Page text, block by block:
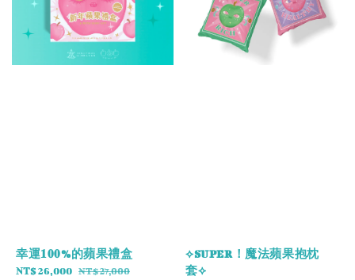
幸運𝟏𝟎𝟎%的蘋果禮盒
Sale
NT$ 26,000 Regular
NT$ 27,000
⟡SUPER！魔法蘋果抱枕
套⟡